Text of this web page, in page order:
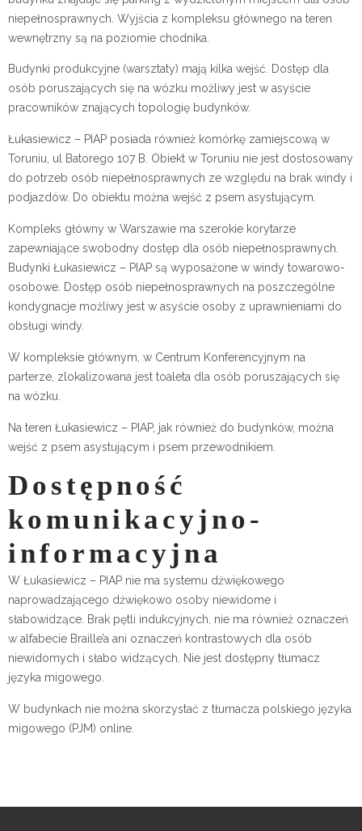
niepełnosprawnych. Wyjścia z kompleksu głównego na teren
wewnętrzny są na poziomie chodnika.
Budynki produkcyjne (warsztaty) mają kilka wejść. Dostęp dla
osób poruszających się na wózku możliwy jest w asyście
pracowników znających topologię budynków.
Łukasiewicz – PIAP posiada również komórkę zamiejscową w
Toruniu, ul Batorego 107 B. Obiekt w Toruniu nie jest dostosowany
do potrzeb osób niepełnosprawnych ze względu na brak windy i
podjazdów. Do obiektu można wejść z psem asystującym.
Kompleks główny w Warszawie ma szerokie korytarze
zapewniające swobodny dostęp dla osób niepełnosprawnych.
Budynki Łukasiewicz – PIAP są wyposażone w windy towarowo-
osobowe. Dostęp osób niepełnosprawnych na poszczególne
kondygnacje możliwy jest w asyście osoby z uprawnieniami do
obsługi windy.
W kompleksie głównym, w Centrum Konferencyjnym na
parterze, zlokalizowana jest toaleta dla osób poruszających się
na wózku.
Na teren Łukasiewicz – PIAP, jak również do budynków, można
wejść z psem asystującym i psem przewodnikiem.
Dostępność
komunikacyjno-
informacyjna
W Łukasiewicz – PIAP nie ma systemu dźwiękowego
naprowadzającego dźwiękowo osoby niewidome i
słabowidzące. Brak pętli indukcyjnych, nie ma również oznaczeń
w alfabecie Braille’a ani oznaczeń kontrastowych dla osób
niewidomych i słabo widzących. Nie jest dostępny tłumacz
języka migowego.
W budynkach nie można skorzystać z tłumacza polskiego języka
migowego (PJM) online.